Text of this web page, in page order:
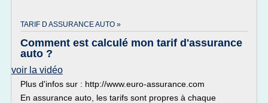
TARIF D ASSURANCE AUTO »
Comment est calculé mon tarif d'assurance
auto ?
voir la vidéo
Plus d'infos sur : http://www.euro-assurance.com
En assurance auto, les tarifs sont propres à chaque